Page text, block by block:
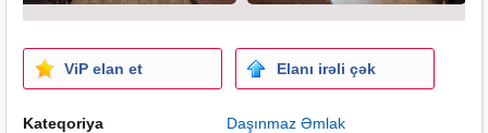
ViP elan et Elanı irəli çək
Kateqoriya
Daşınmaz Əmlak